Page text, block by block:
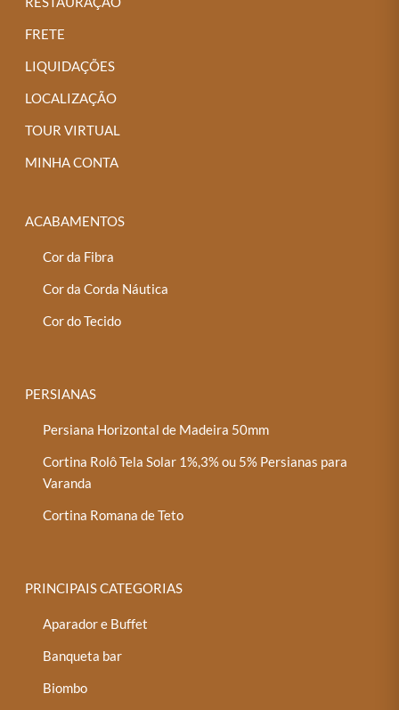
FRETE
LIQUIDAÇÕES
LOCALIZAÇÃO
TOUR VIRTUAL
MINHA CONTA
ACABAMENTOS
Cor da Fibra
Cor da Corda Náutica
Cor do Tecido
PERSIANAS
Persiana Horizontal de Madeira 50mm
Cortina Rolô Tela Solar 1%,3% ou 5% Persianas para
Varanda
Cortina Romana de Teto
PRINCIPAIS CATEGORIAS
Aparador e Buffet
Banqueta bar
Biombo